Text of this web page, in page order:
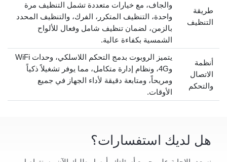
طريقة
التنظيف
والجاف، مع خيارات متعددة تشمل التنظيف مرة
واحدة، التنظيف المتكرر، الفرك، والتنظيف المحدد
بالزمن، لضمان تنظيف شامل وفعال للألواح
الشمسية بكفاءة عالية.
أنظمة
الاتصال
والتحكم
يتميز الروبوت بدمج التحكم اللاسلكي، وحدات WiFi
و4G، ونظام إدارة متكامل، مما يوفر تشغيلاً ذكياً
ومريحاً، ومتابعة دقيقة لأداء الجهاز في جميع
الأوقات.
هل لديك استفسارات؟